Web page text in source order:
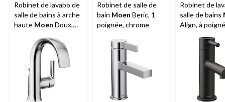
Robinet de lavabo de
salle de bains à arche
haute Moen Doux,
chrome
Robinet de salle de
bain Moen Beric, 1
poignée, chrome
Robinet de
salle de bains
Align, à